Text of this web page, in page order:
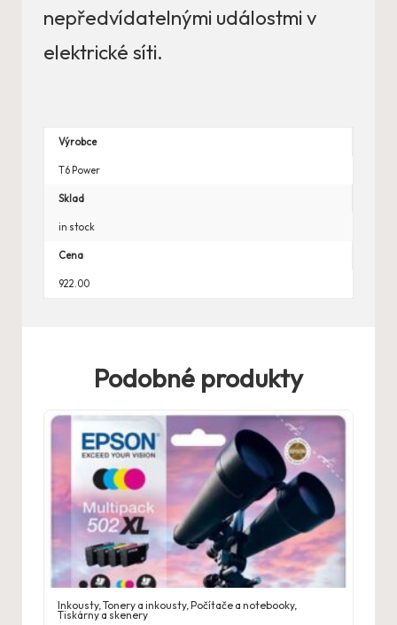
nepředvídatelnými událostmi v
elektrické síti.
Výrobce
T6 Power
Sklad
in stock
Cena
922.00
Podobné produkty
Inkousty,Tonery a inkousty,Počítače a notebooky,
Tiskárny a skenery